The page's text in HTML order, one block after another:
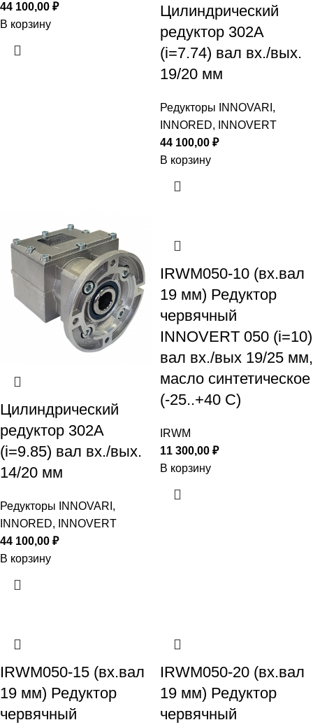
44 100,00 ₽
В корзину
Цилиндрический
редуктор 302A
(i=7.74) вал вх./вых.
19/20 мм
Редукторы INNOVARI,
INNORED, INNOVERT
44 100,00 ₽
В корзину
Цилиндрический
редуктор 302A
(i=9.85) вал вх./вых.
14/20 мм
Редукторы INNOVARI,
INNORED, INNOVERT
44 100,00 ₽
В корзину
IRWM050-10 (вх.вал
19 мм) Редуктор
червячный
INNOVERT 050 (i=10)
вал вх./вых 19/25 мм,
масло синтетическое
(-25..+40 С)
IRWM
11 300,00 ₽
В корзину
IRWM050-15 (вх.вал
19 мм) Редуктор
червячный
IRWM050-20 (вх.вал
19 мм) Редуктор
червячный